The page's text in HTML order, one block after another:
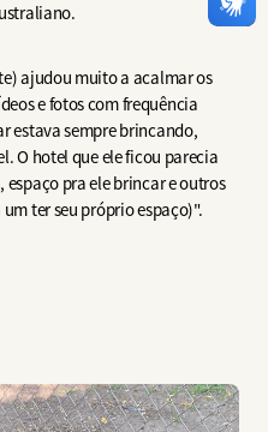
ajudou muito a acalmar os
e fotos com frequência
estava sempre brincando,
O hotel que ele ficou parecia
pra ele brincar e outros
ter seu próprio espaço)".